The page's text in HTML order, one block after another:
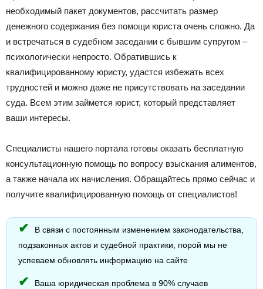
необходимый пакет документов, рассчитать размер
денежного содержания без помощи юриста очень сложно. Да
и встречаться в судебном заседании с бывшим супругом –
психологически непросто. Обратившись к
квалифицированному юристу, удастся избежать всех
трудностей и можно даже не присутствовать на заседании
суда. Всем этим займется юрист, который представляет
ваши интересы.
Специалисты нашего портала готовы оказать бесплатную
консультационную помощь по вопросу взыскания алиментов,
а также начала их начисления. Обращайтесь прямо сейчас и
получите квалифицированную помощь от специалистов!
В связи с постоянным изменением законодательства,
подзаконных актов и судебной практики, порой мы не
успеваем обновлять информацию на сайте
Ваша юридическая проблема в 90% случаев